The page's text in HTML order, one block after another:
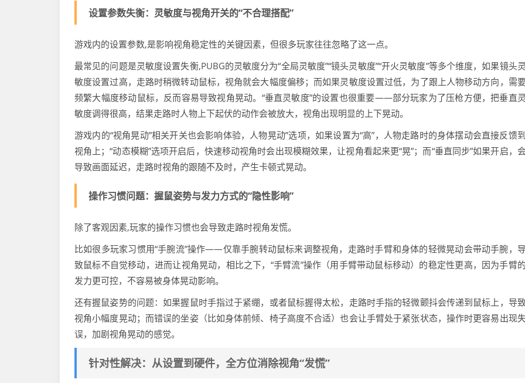
设置参数失衡：灵敏度与视角开关的“不合理搭配”
游戏内的设置参数,是影响视角稳定性的关键因素，但很多玩家往往忽略了这一点。
最常见的问题是灵敏度设置失衡,PUBG的灵敏度分为“全局灵敏度”“镜头灵敏度”“开火灵敏度”等多个维度，如果镜头灵
敏度设置过高，走路时稍微转动鼠标，视角就会大幅度偏移；而如果灵敏度设置过低，为了跟上人物移动方向，需
频繁大幅度移动鼠标，反而容易导致视角晃动。“垂直灵敏度”的设置也很重要——部分玩家为了压枪方便，把垂直灵
敏度调得很高，结果走路时人物上下起伏的动作会被放大，视角出现明显的上下晃动。
游戏内的“视角晃动”相关开关也会影响体验，人物晃动”选项，如果设置为“高”，人物走路时的身体摆动会直接反馈到
视角上；“动态模糊”选项开启后，快速移动视角时会出现模糊效果，让视角看起来更“晃”；而“垂直同步”如果开启，
导致画面延迟，走路时视角的跟随不及时，产生卡顿式晃动。
操作习惯问题：握鼠姿势与发力方式的“隐性影响”
除了客观因素,玩家的操作习惯也会导致走路时视角发慌。
比如很多玩家习惯用“手腕流”操作——仅靠手腕转动鼠标来调整视角，走路时手臂和身体的轻微晃动会带动手腕，
致鼠标不自觉移动，进而让视角晃动，相比之下，“手臂流”操作（用手臂带动鼠标移动）的稳定性更高，因为手臂的
发力更可控，不容易被身体晃动影响。
还有握鼠姿势的问题：如果握鼠时手指过于紧绷，或者鼠标握得太松，走路时手指的轻微颤抖会传递到鼠标上，导
视角小幅度晃动；而错误的坐姿（比如身体前倾、椅子高度不合适）也会让手臂处于紧张状态，操作时更容易出现
误，加剧视角晃动的感觉。
针对性解决：从设置到硬件，全方位消除视角“发慌”